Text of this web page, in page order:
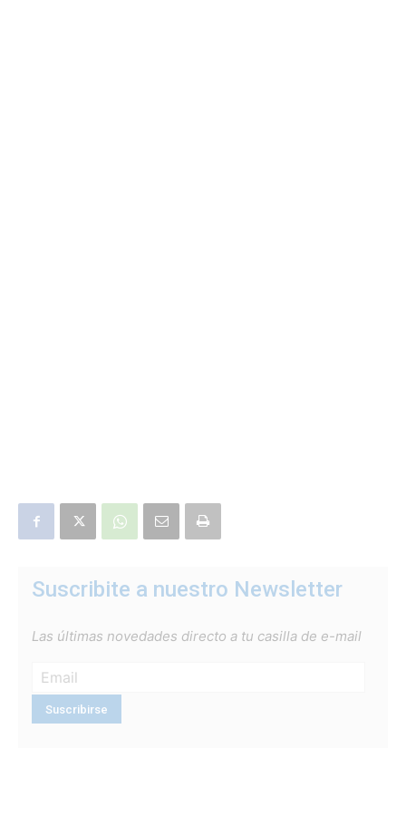
Suscribite a nuestro Newsletter
Las últimas novedades directo a tu casilla de e-mail